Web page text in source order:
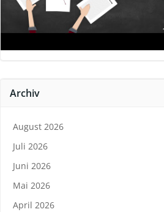
Archiv
August 2026
Juli 2026
Juni 2026
Mai 2026
April 2026